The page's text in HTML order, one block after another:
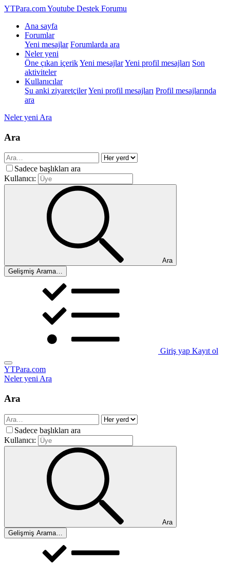
YTPara.comYoutube Destek Forumu
Ana sayfa
Forumlar
Yeni mesajlar Forumlarda ara
Neler yeni
Öne çıkan içerikYeni mesajlarYeni profil mesajları Son
aktiviteler
Kullanıcılar
Şu anki ziyaretçilerYeni profil mesajları Profil mesajlarında
ara
Neler yeni Ara
Ara
Sadece başlıkları ara
Kullanıcı:
Ara
Gelişmiş Arama…
Giriş yap Kayıt ol
YTPara.com
Neler yeniAra
Ara
Sadece başlıkları ara
Kullanıcı:
Ara
Gelişmiş Arama…